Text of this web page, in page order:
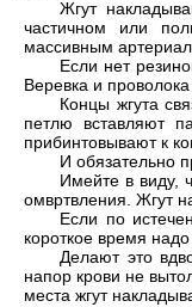
Жгут
частичном или
массивным
Если нет
Веревка и
Концы жгута
петлю вставляют
прибинтовывают к
И обязательно
Имейте в виду,
омвртвления. Жгут
Если по
короткое время надо
Делают это
напор крови не
места жгут